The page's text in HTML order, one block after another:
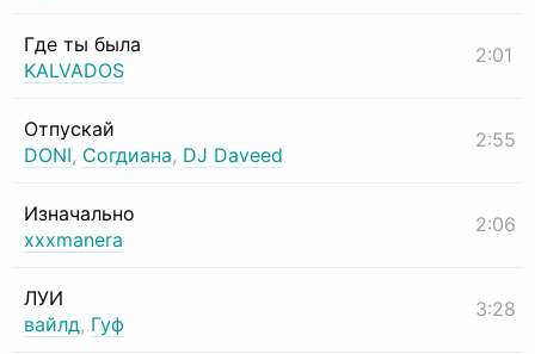
Где ты была
KALVADOS
2:01
Отпускай
DONI, Согдиана, DJ Daveed
2:55
Изначально
xxxmanera
2:06
ЛУИ
вайлд, Гуф
3:28